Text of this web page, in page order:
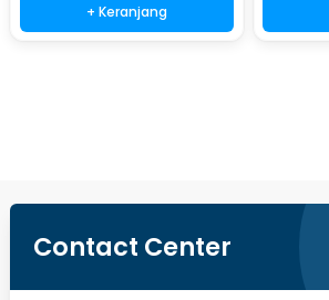
+ Keranjang
Contact Center